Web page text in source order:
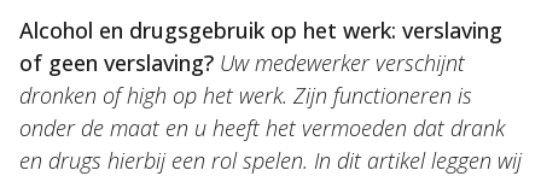
Topics
Internationaal
Nieuws
Alcohol en drugsgebruik op het werk: verslaving
of geen verslaving? Uw medewerker verschijnt
dronken of high op het werk. Zijn functioneren is
onder de maat en u heeft het vermoeden dat drank
en drugs hierbij een rol spelen. In dit artikel leggen wij